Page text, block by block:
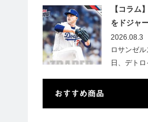
【コラム
をドジャ
での初ト
のインス
2026.08.3
ロサンゼ
日、デト
おすすめ商品